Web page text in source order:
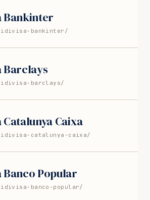
Bankinter
bankinter/
Barclays
barclays/
Caixa
catalunya-caixa/
Popular
banco-popular/